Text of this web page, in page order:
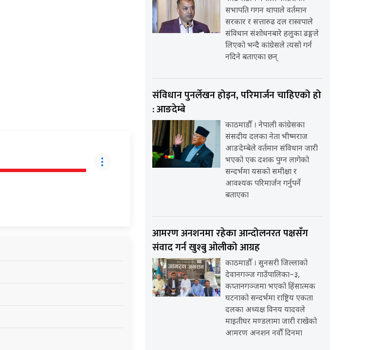
सभापति गगन थापाले वर्तमान
सरकार र सत्तारुढ दल रास्वपाले
संविधान संशोधनबारे हलुका ढङ्गले
लिएको भन्दै कांग्रेसले त्यसो गर्न
नदिने बताएका छन्
संविधान पुनर्लेखन होइन, परिमार्जन चाहिएको हो
: आङदेम्बे
काठमाडौँ । नेपाली कांग्रेसका
संसदीय दलका नेता भीष्मराज
आङदेम्बेले वर्तमान संविधान जारी
भएको एक दशक पुग्न लागेको
सन्दर्भमा यसको समीक्षा र
आवश्यक परिमार्जन गर्नुपर्ने
बताएका
आमरण अनशनमा रहेका आन्दोलनरत पक्षसँग
संवाद गर्न खुश्बु ओलीको आग्रह
काठमाडौँ । सुनसरी जिल्लाको
देवानगञ्ज गाउँपालिका–३,
कप्तानगञ्जमा भएको हिंसात्मक
घटनाको सन्दर्भमा राष्ट्रिय एकता
दलका अध्यक्ष विनय यादवले
माइतीघर मण्डलामा जारी राखेको
आमरण अनशन नवौँ दिनमा